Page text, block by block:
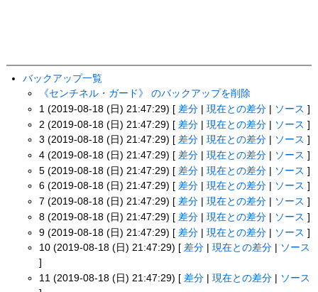
バックアップ一覧
《センチネル・ガード》 のバックアップを削除
1 (2019-08-18 (日) 21:47:29) [ 差分 |現在との差分 ソース ]
2 (2019-08-18 (日) 21:47:29) [ 差分 |現在との差分 ソース ]
3 (2019-08-18 (日) 21:47:29) [ 差分 |現在との差分 ソース ]
4 (2019-08-18 (日) 21:47:29) [ 差分 |現在との差分 ソース ]
5 (2019-08-18 (日) 21:47:29) [ 差分 |現在との差分 ソース ]
6 (2019-08-18 (日) 21:47:29) [ 差分 |現在との差分 ソース ]
7 (2019-08-18 (日) 21:47:29) [ 差分 |現在との差分 ソース ]
8 (2019-08-18 (日) 21:47:29) [ 差分 |現在との差分 ソース ]
9 (2019-08-18 (日) 21:47:29) [ 差分 |現在との差分 | ソース ]
10 (2019-08-18 (日) 21:47:29) [ 差分 |現在との差分
ソース
]
11 (2019-08-18 (日) 21:47:29) [ 差分 |現在との差分
ソース